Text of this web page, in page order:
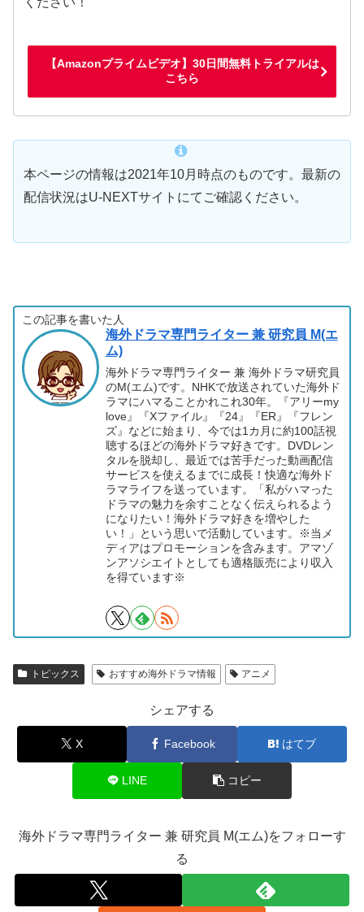
【Amazonプライムビデオ】30日間無料トライアルは
こちら
本ページの情報は2021年10月時点のものです。最新の
配信状況はU-NEXTサイトにてご確認ください。
この記事を書いた人
海外ドラマ専門ライター 兼 研究員 M(エ
ム)
海外ドラマ専門ライター 兼 海外ドラマ研究員
のM(エム)です。NHKで放送されていた海外ド
ラマにハマることかれこれ30年。『アリーmy
love』『Xファイル』『24』『ER』『フレン
ズ』などに始まり、今では1カ月に約100話視
聴するほどの海外ドラマ好きです。DVDレン
タルを脱却し、最近では苦手だった動画配信
サービスを使えるまでに成長！快適な海外ド
ラマライフを送っています。「私がハマった
ドラマの魅力を余すことなく伝えられるよう
になりたい！海外ドラマ好きを増やした
い！」という思いで活動しています。※当メ
ディアはプロモーションを含みます。アマゾ
ンアソシエイトとしても適格販売により収入
を得ています※
トピックス おすすめ海外ドラマ情報 アニメ
シェアする
X Facebook はてブ
LINE コピー
海外ドラマ専門ライター 兼 研究員 M(エム)をフォローす
る